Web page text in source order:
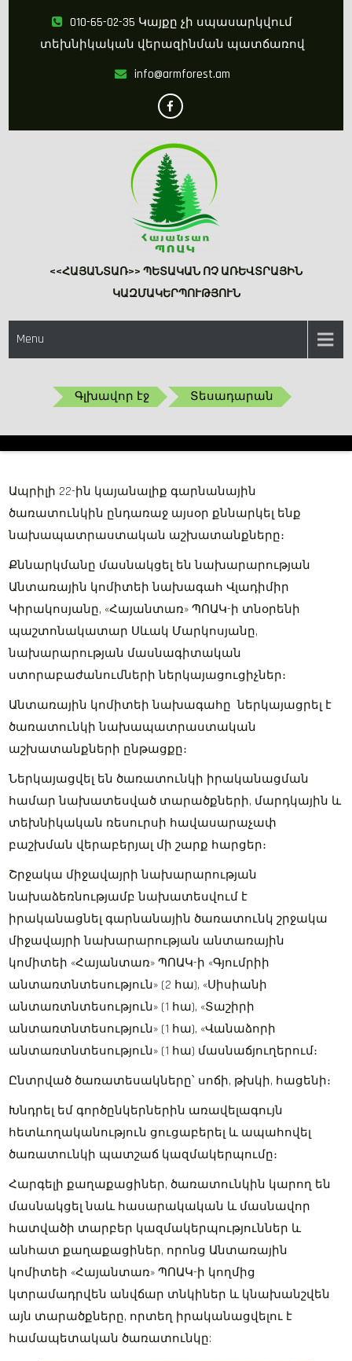
010-65-02-35 Կայքը չի սպասարկվում
տեխնիկական վերազինման պատճառով
info@armforest.am
<<ՀԱՅԱՆՏԱՌ>> ՊԵՏԱԿԱՆ ՈՉ ԱՌԵՎՏՐԱՅԻՆ
ԿԱԶՄԱԿԵՐՊՈՒԹՅՈՒՆ
Menu
Գլխավոր էջ Տեսադարան
Ապրիլի 22-ին կայանալիք գարնանային
ծառատունկին ընդառաջ այսօր քննարկել ենք
նախապատրաստական աշխատանքները։
Քննարկմանը մասնակցել են նախարարության
Անտառային կոմիտեի նախագահ Վլադիմիր
Կիրակոսյանը, «Հայանտառ» ՊՈԱԿ-ի տնօրենի
պաշտոնակատար Սևակ Մարկոսյանը,
նախարարության մասնագիտական
ստորաբաժանումների ներկայացուցիչներ։
Անտառային կոմիտեի նախագահը ներկայացրել է
ծառատունկի նախապատրաստական
աշխատանքների ընթացքը։
Ներկայացվել են ծառատունկի իրականացման
համար նախատեսված տարածքների, մարդկային և
տեխնիկական ռեսուրսի հավասարաչափ
բաշխման վերաբերյալ մի շարք հարցեր։
Շրջակա միջավայրի նախարարության
նախաձեռնությամբ նախատեսվում է
իրականացնել գարնանային ծառատունկ շրջակա
միջավայրի նախարարության անտառային
կոմիտեի «Հայանտառ» ՊՈԱԿ-ի «Գյումրիի
անտառտնտեսություն» (2 հա), «Սիսիանի
անտառտնտեսություն» (1 հա), «Տաշիրի
անտառտնտեսություն» (1 հա), «Վանաձորի
անտառտնտեսություն» (1 հա) մասնաճյուղերում։
Ընտրված ծառատեսակները՝ սոճի, թխկի, հացենի։
Խնդրել եմ գործընկերներին առավելագույն
հետևողականություն ցուցաբերել և ապահովել
ծառատունկի պատշաճ կազմակերպումը։
Հարգելի քաղաքացիներ, ծառատունկին կարող են
մասնակցել նաև հասարակական և մասնավոր
հատվածի տարբեր կազմակերպություններ և
անհատ քաղաքացիներ, որոնց Անտառային
կոմիտեի «Հայանտառ» ՊՈԱԿ-ի կողմից
կտրամադրվեն անվճար տնկիներ և կնախանշվեն
այն տարածքները, որտեղ իրականացվելու է
համապետական ծառատունկը: